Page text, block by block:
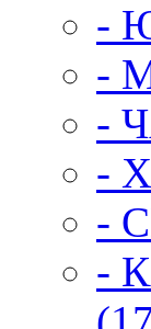
-
-
-
-
-
-